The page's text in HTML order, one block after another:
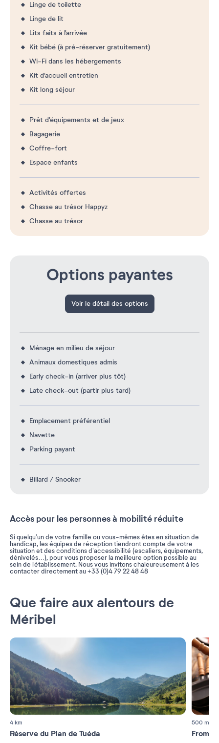
Linge de toilette
Linge de lit
Lits faits à l'arrivée
Kit bébé (à pré-réserver gratuitement)
Wi-Fi dans les hébergements
Kit d'accueil entretien
Kit long séjour
Prêt d'équipements et de jeux
Bagagerie
Coffre-fort
Espace enfants
Activités offertes
Chasse au trésor Happyz
Chasse au trésor
Options payantes
Voir le détail des options
Ménage en milieu de séjour
Animaux domestiques admis
Early check-in (arriver plus tôt)
Late check-out (partir plus tard)
Emplacement préférentiel
Navette
Parking payant
Billard / Snooker
Accès pour les personnes à mobilité réduite
Si quelqu’un de votre famille ou vous-mêmes êtes en situation de
handicap, les équipes de réception tiendront compte de votre
situation et des conditions d’accessibilité (escaliers, équipements,
dénivelés…), pour vous proposer la meilleure option possible au
sein de l'établissement. Nous vous invitons chaleureusement à les
contacter directement au +33 (0)4 79 22 48 48
Que faire aux alentours de
Méribel
4 km
Réserve du Plan de Tuéda
500 m